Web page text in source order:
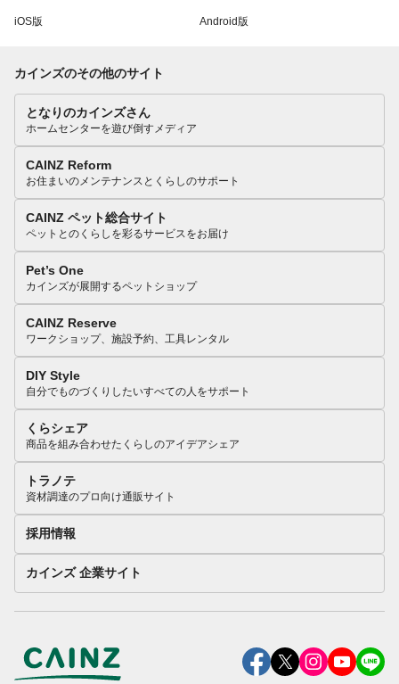
iOS版 Android版
カインズのその他のサイト
となりのカインズさん
ホームセンターを遊び倒すメディア
CAINZ Reform
お住まいのメンテナンスとくらしのサポート
CAINZ ペット総合サイト
ペットとのくらしを彩るサービスをお届け
Pet’s One
カインズが展開するペットショップ
CAINZ Reserve
ワークショップ、施設予約、工具レンタル
DIY Style
自分でものづくりしたいすべての人をサポート
くらシェア
商品を組み合わせたくらしのアイデアシェア
トラノテ
資材調達のプロ向け通販サイト
採用情報
カインズ 企業サイト